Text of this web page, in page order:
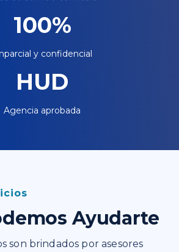
100%
y confidencial
HUD
Agencia aprobada
Ayudarte
son brindados por asesores